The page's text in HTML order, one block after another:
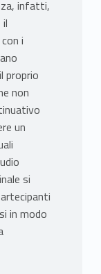
infatti,
i
proprio
non
un
si
in modo